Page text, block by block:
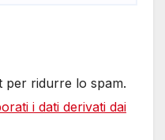
per ridurre lo spam.
i dati derivati dai